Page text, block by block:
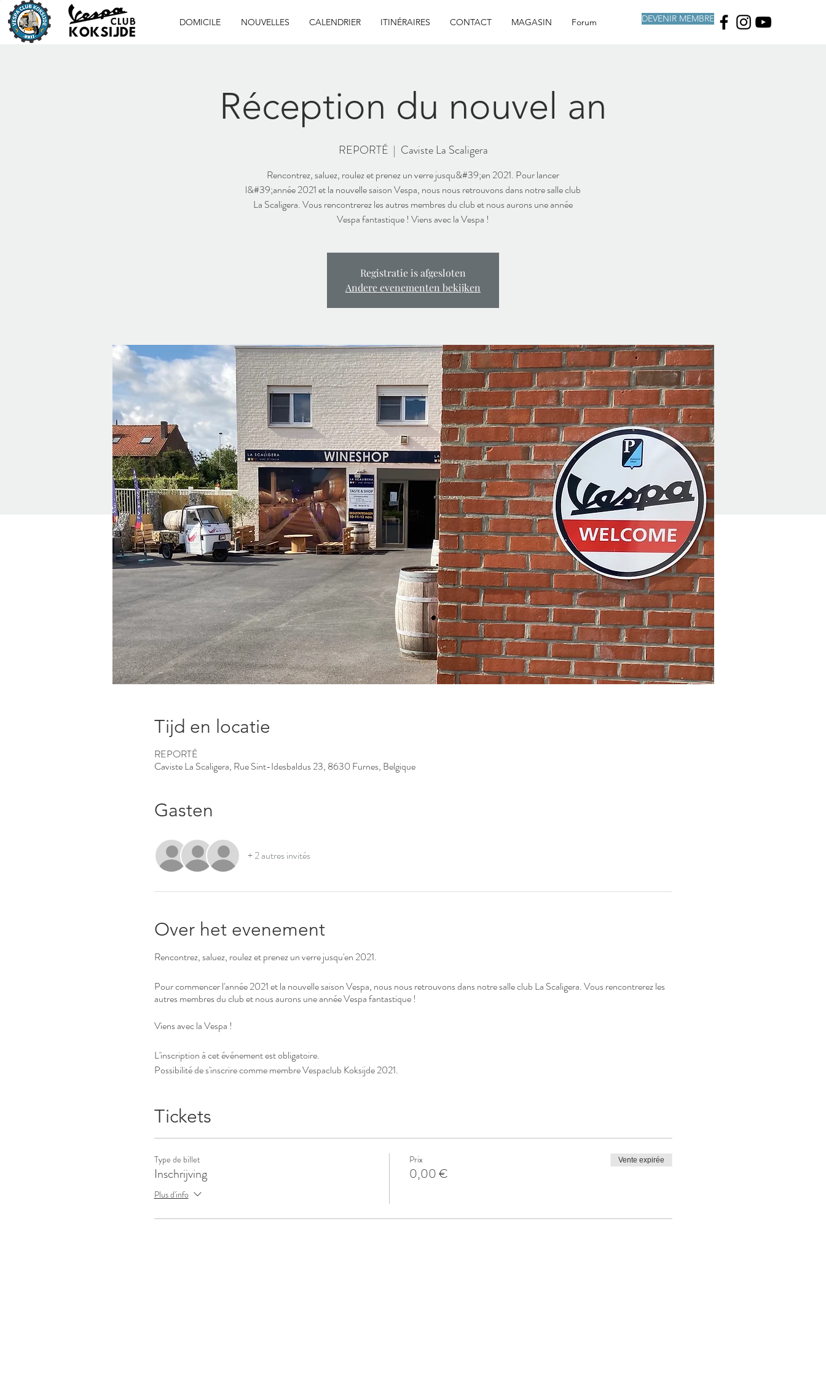
DOMICILE NOUVELLES CALENDRIER ITINÉRAIRES CONTACT MAGASIN Forum DEVENIR MEMBRE
Réception du nouvel an
REPORTÉ
  |
Caviste La Scaligera
Rencontrez, saluez, roulez et prenez un verre jusqu&#39;en 2021. Pour lancer
l&#39;année 2021 et la nouvelle saison Vespa, nous nous retrouvons dans notre salle club
La Scaligera. Vous rencontrerez les autres membres du club et nous aurons une année
Vespa fantastique ! Viens avec la Vespa !
Registratie is afgesloten
Andere evenementen bekijken
Tijd en locatie
REPORTÉ
Caviste La Scaligera, Rue Sint-Idesbaldus 23, 8630 Furnes, Belgique
Gasten
+ 2 autres invités
Over het evenement
Rencontrez, saluez, roulez et prenez un verre jusqu'en 2021.
Pour commencer l'année 2021 et la nouvelle saison Vespa, nous nous retrouvons dans notre salle club La Scaligera. Vous rencontrerez les
autres membres du club et nous aurons une année Vespa fantastique !
Viens avec la Vespa !
L'inscription à cet événement est obligatoire.
Possibilité de s'inscrire comme membre Vespaclub Koksijde 2021.
Tickets
Type de billet
Inschrijving
Plus d'info
Prix
0,00 €
Vente expirée